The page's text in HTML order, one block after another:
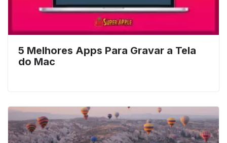
5 Melhores Apps Para Gravar a Tela
do Mac